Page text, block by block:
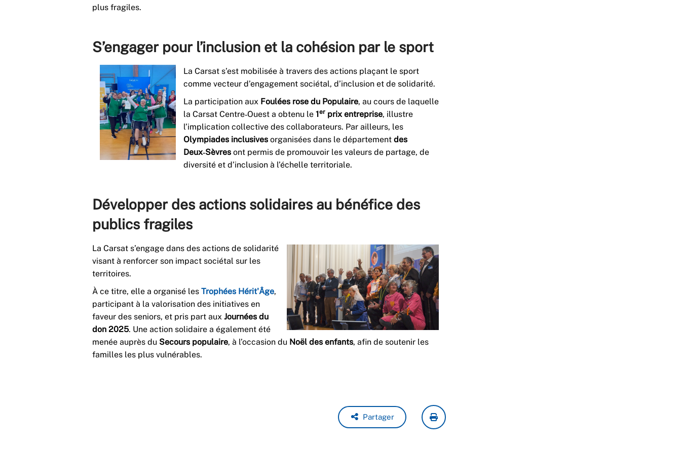
plus fragiles.
S’engager pour l’inclusion et la cohésion par le sport
La Carsat s’est mobilisée à travers des actions plaçant le sport
comme vecteur d’engagement sociétal, d’inclusion et de solidarité.
La participation aux Foulées rose du Populaire, au cours de laquelle
la Carsat Centre‑Ouest a obtenu le 1er prix entreprise, illustre
l’implication collective des collaborateurs. Par ailleurs, les
Olympiades inclusives organisées dans le département des
Deux‑Sèvres ont permis de promouvoir les valeurs de partage, de
diversité et d’inclusion à l’échelle territoriale.
Développer des actions solidaires au bénéfice des
publics fragiles
La Carsat s’engage dans des actions de solidarité
visant à renforcer son impact sociétal sur les
territoires.
À ce titre, elle a organisé les Trophées Hérit'Âge,
participant à la valorisation des initiatives en
faveur des seniors, et pris part aux Journées du
don 2025. Une action solidaire a également été
menée auprès du Secours populaire, à l’occasion du Noël des enfants, afin de soutenir les
familles les plus vulnérables.
Partager